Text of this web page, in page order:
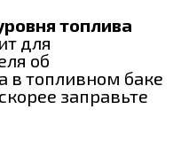
топлива
для
об
в топливном баке
заправьте